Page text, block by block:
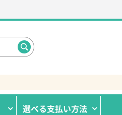
選べる支払い方法